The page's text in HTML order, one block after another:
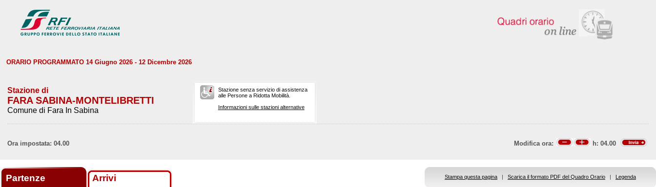
ORARIO PROGRAMMATO 14 Giugno 2026 - 12 Dicembre 2026
Stazione di
FARA SABINA-MONTELIBRETTI
Comune di Fara In Sabina
Stazione senza servizio di assistenza
alle Persone a Ridotta Mobilità.
Informazioni sulle stazioni alternative
Ora impostata: 04.00 Modifica ora: h: 04.00
Partenze Arrivi Stampa questa pagina | Scarica il formato PDF del Quadro Orario | Legenda